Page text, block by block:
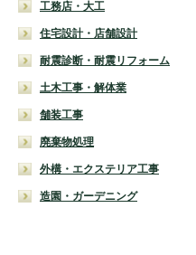
工務店・大工
住宅設計・店舗設計
耐震診断・耐震リフォーム
土木工事・解体業
舗装工事
廃棄物処理
外構・エクステリア工事
造園・ガーデニング